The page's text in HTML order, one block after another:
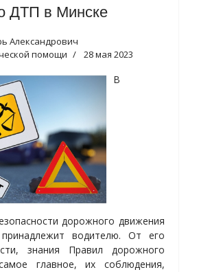
ДТП в Минске
Александрович
помощи
28 мая 2023
В
дорожного движения
водителю. От его
знания Правил дорожного
главное, их соблюдения,